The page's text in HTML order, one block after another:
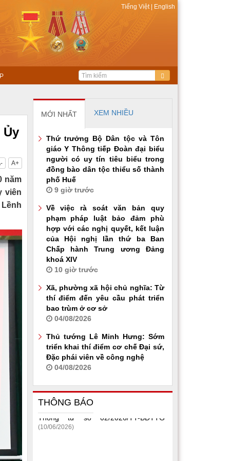
Tiếng Việt English
Ủy
A+
năm
viên
MỚI NHẤT XEM NHIỀU
Thứ trưởng Bộ Dân tộc và Tôn
giáo Y Thông tiếp Đoàn đại biểu
người có uy tín tiêu biểu trong
đồng bào dân tộc thiểu số thành
phố Huế
9 giờ trước
Về việc rà soát văn bản quy
phạm pháp luật bảo đảm phù
hợp với các nghị quyết, kết luận
của Hội nghị lần thứ ba Ban
Chấp hành Trung ương Đảng
khoá XIV
10 giờ trước
Xã, phường xã hội chủ nghĩa: Từ
thí điểm đến yêu cầu phát triển
bao trùm ở cơ sở
04/08/2026
Thủ tướng Lê Minh Hưng: Sớm
triển khai thí điểm cơ chế Đại sứ,
Đặc phái viên về công nghệ
04/08/2026
THÔNG BÁO